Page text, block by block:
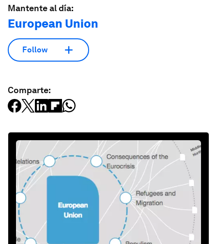
Mantente al día:
European Union
Follow
Comparte: